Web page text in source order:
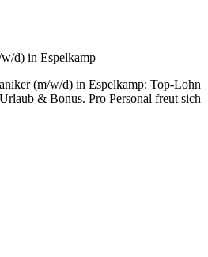
d) in Espelkamp
(m/w/d) in Espelkamp: Top-Lohn
& Bonus. Pro Personal freut sich